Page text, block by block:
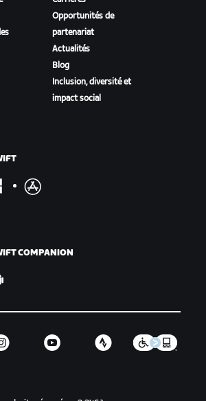
Opportunités de
partenariat
Actualités
Blog
Inclusion, diversité et
impact social
COMPANION